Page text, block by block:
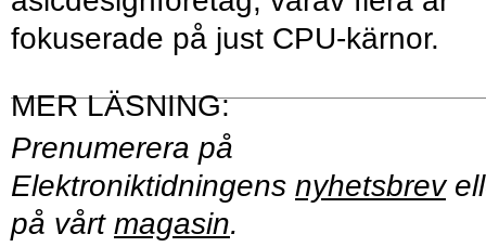
fokuserade på just CPU-kärnor.
Prenumerera på
Elektroniktidningens nyhetsbrev
på vårt magasin.